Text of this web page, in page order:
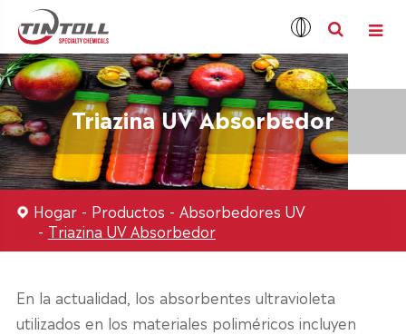
Triazina UV Absorbedor
Hogar Productos
Absorbedores UV
Triazina UV Absorbedor
En la actualidad, los absorbentes ultravioleta
utilizados en los materiales poliméricos incluyen